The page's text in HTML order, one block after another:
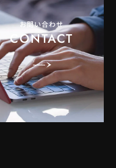
お問い合わせ
CONTACT